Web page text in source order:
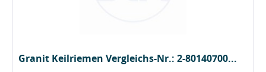
Granit Keilriemen Vergleichs-Nr.: 2-80140700...